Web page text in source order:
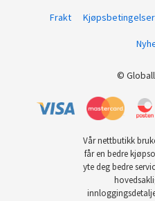
Frakt Kjøpsbetingelser
©
Vår nettbutikk
får en bedre
yte deg bedre